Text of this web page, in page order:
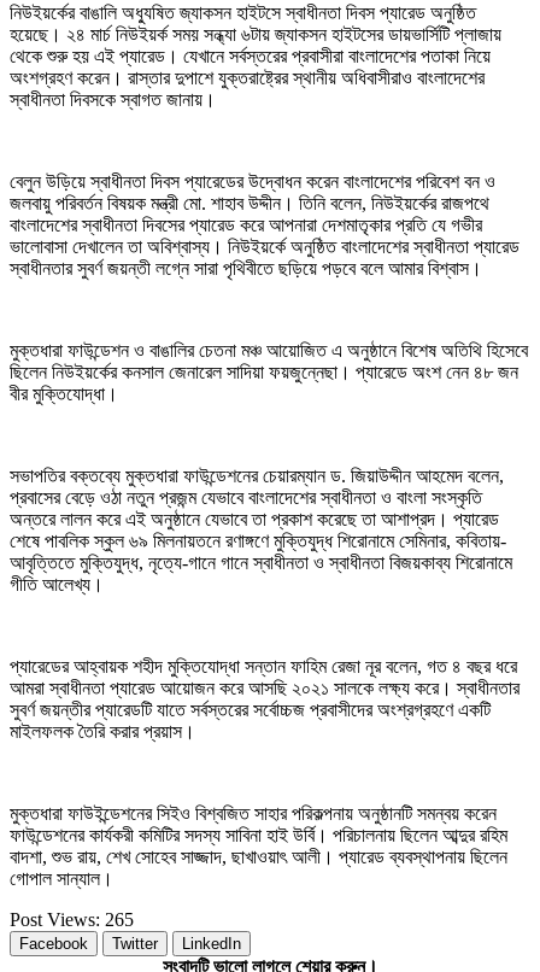
নিউইয়র্কের বাঙালি অধ্যুষিত জ্যাকসন হাইটসে স্বাধীনতা দিবস প্যারেড অনুষ্ঠিত
হয়েছে। ২৪ মার্চ নিউইয়র্ক সময় সন্ধ্যা ৬টায় জ্যাকসন হাইটসের ডায়ভার্সিটি প্লাজায়
থেকে শুরু হয় এই প্যারেড। যেখানে সর্বস্তরের প্রবাসীরা বাংলাদেশের পতাকা নিয়ে
অংশগ্রহণ করেন। রাস্তার দুপাশে যুক্তরাষ্ট্রের স্থানীয় অধিবাসীরাও বাংলাদেশের
স্বাধীনতা দিবসকে স্বাগত জানায়।
বেলুন উড়িয়ে স্বাধীনতা দিবস প্যারেডের উদ্বোধন করেন বাংলাদেশের পরিবেশ বন ও
জলবায়ু পরিবর্তন বিষয়ক মন্ত্রী মো. শাহাব উদ্দীন। তিনি বলেন, নিউইয়র্কের রাজপথে
বাংলাদেশের স্বাধীনতা দিবসের প্যারেড করে আপনারা দেশমাতৃকার প্রতি যে গভীর
ভালোবাসা দেখালেন তা অবিশ্বাস্য। নিউইয়র্কে অনুষ্ঠিত বাংলাদেশের স্বাধীনতা প্যারেড
স্বাধীনতার সুবর্ণ জয়ন্তী লগ্নে সারা পৃথিবীতে ছড়িয়ে পড়বে বলে আমার বিশ্বাস।
মুক্তধারা ফাউন্ডেশন ও বাঙালির চেতনা মঞ্চ আয়োজিত এ অনুষ্ঠানে বিশেষ অতিথি হিসেবে
ছিলেন নিউইয়র্কের কনসাল জেনারেল সাদিয়া ফয়জুন্নেছা। প্যারেডে অংশ নেন ৪৮ জন
বীর মুক্তিযোদ্ধা।
সভাপতির বক্তব্যে মুক্তধারা ফাউন্ডেশনের চেয়ারম্যান ড. জিয়াউদ্দীন আহমেদ বলেন,
প্রবাসের বেড়ে ওঠা নতুন প্রজন্ম যেভাবে বাংলাদেশের স্বাধীনতা ও বাংলা সংস্কৃতি
অন্তরে লালন করে এই অনুষ্ঠানে যেভাবে তা প্রকাশ করেছে তা আশাপ্রদ। প্যারেড
শেষে পাবলিক স্কুল ৬৯ মিলনায়তনে রণাঙ্গণে মুক্তিযুদ্ধ শিরোনামে সেমিনার, কবিতায়-
আবৃত্তিতে মুক্তিযুদ্ধ, নৃত্যে-গানে গানে স্বাধীনতা ও স্বাধীনতা বিজয়কাব্য শিরোনামে
গীতি আলেখ্য।
প্যারেডের আহ্বায়ক শহীদ মুক্তিযোদ্ধা সন্তান ফাহিম রেজা নূর বলেন, গত ৪ বছর ধরে
আমরা স্বাধীনতা প্যারেড আয়োজন করে আসছি ২০২১ সালকে লক্ষ্য করে। স্বাধীনতার
সুবর্ণ জয়ন্তীর প্যারেডটি যাতে সর্বস্তরের সর্বোচ্চজ প্রবাসীদের অংশ্রগ্রহণে একটি
মাইলফলক তৈরি করার প্রয়াস।
মুক্তধারা ফাউইন্ডেশনের সিইও বিশ্বজিত সাহার পরিকল্পনায় অনুষ্ঠানটি সমন্বয় করেন
ফাউন্ডেশনের কার্যকরী কমিটির সদস্য সাবিনা হাই উর্বি। পরিচালনায় ছিলেন আব্দুর রহিম
বাদশা, শুভ রায়, শেখ সোহেব সাজ্জাদ, ছাখাওয়াৎ আলী। প্যারেড ব্যবস্থাপনায় ছিলেন
গোপাল সান্যাল।
Post Views: 265
Facebook Twitter LinkedIn
সংবাদটি ভালো লাগলে শেয়ার করুন।